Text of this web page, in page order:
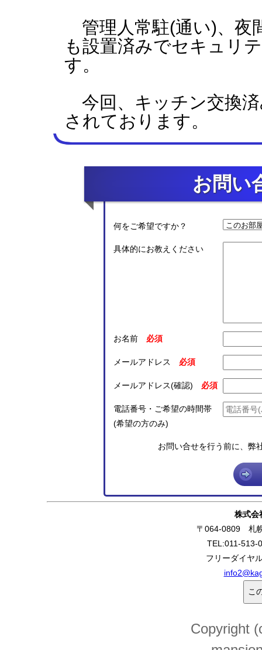
管理人常駐(通い)、夜
も設置済みでセキュリ
す。
今回、キッチン交換
されております。
お問い
何をご希望ですか？
具体的にお教えください
お名前
メールアドレス
メールアドレス(確認)
電話番号・ご希望の時間帯
(希望の方のみ)
お問い合せを行う前に、弊
株式会
〒064-0809 札
TEL:011-
フリーダイヤ
Copyright